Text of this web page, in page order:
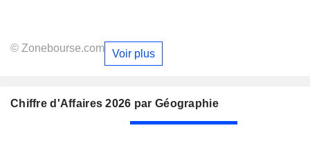
© Zonebourse.com Voir plus
Chiffre d'Affaires 2026 par Géographie